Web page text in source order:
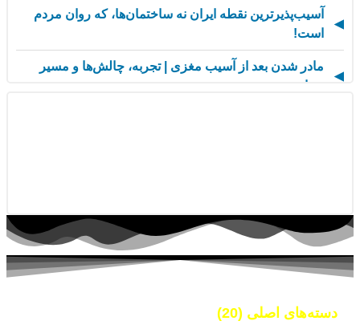
آسیب‌پذیرترین نقطه ایران نه ساختمان‌ها، که روان مردم
است!
مادر شدن بعد از آسیب مغزی | تجربه، چالش‌ها و مسیر
حمایت
رهبران خاکستری | وقتی خم کردن قوانین، قدرت می‌آورد
فناوری‌های نوین جایگزین تجربه انسانی در روان‌شناسی
نیستند
روان‌شناسی زرد | جاذبه‌ها، چالش‌ها و آسیب‌ها
دسته‌های اصلی (20)